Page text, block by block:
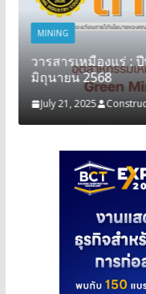
MINING
วารสารเหมืองแร่ :
มิถุนายน 2568
July 21, 2025